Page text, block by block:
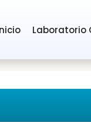
Laboratorio